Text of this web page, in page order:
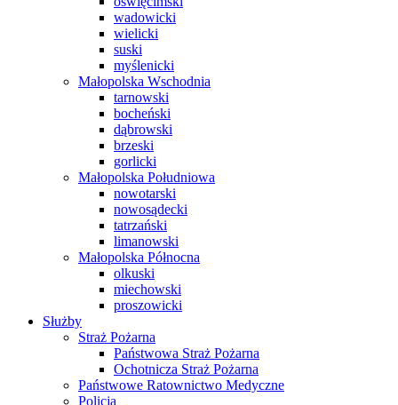
wadowicki
wielicki
suski
myślenicki
Małopolska Wschodnia
tarnowski
bocheński
dąbrowski
brzeski
gorlicki
Małopolska Południowa
nowotarski
nowosądecki
tatrzański
limanowski
Małopolska Północna
olkuski
miechowski
proszowicki
Służby
Straż Pożarna
Państwowa Straż Pożarna
Ochotnicza Straż Pożarna
Państwowe Ratownictwo Medyczne
Policja